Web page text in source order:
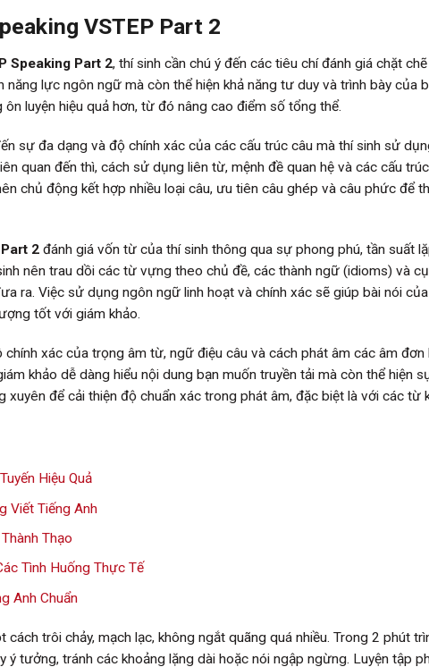
VSTEP Part 2
Speaking Part 2, thí sinh cần chú ý đến các tiêu chí đánh giá chặt
năng lực ngôn ngữ mà còn thể hiện khả năng tư duy và trình bày của
luyện hiệu quả hơn, từ đó nâng cao điểm số tổng thể.
sự đa dạng và độ chính xác của các cấu trúc câu mà thí sinh sử
quan đến thì, cách sử dụng liên từ, mệnh đề quan hệ và các cấu
chủ động kết hợp nhiều loại câu, ưu tiên câu ghép và câu phức để
2 đánh giá vốn từ của thí sinh thông qua sự phong phú, tần suất
nên trau dồi các từ vựng theo chủ đề, các thành ngữ (idioms) và
ra. Việc sử dụng ngôn ngữ linh hoạt và chính xác sẽ giúp bài nói
tốt với giám khảo.
xác của trọng âm từ, ngữ điệu câu và cách phát âm các âm đơn
khảo dễ dàng hiểu nội dung bạn muốn truyền tải mà còn thể hiện
xuyên để cải thiện độ chuẩn xác trong phát âm, đặc biệt là với các từ
Hiệu Quả
Viết Tiếng Anh
Thạo
Tình Huống Thực Tế
Anh Chuẩn
trôi chảy, mạch lạc, không ngắt quãng quá nhiều. Trong 2 phút
tưởng, tránh các khoảng lặng dài hoặc nói ngập ngừng. Luyện tập